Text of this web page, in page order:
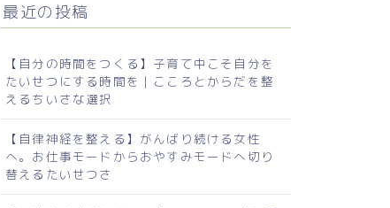
最近の投稿
【自分の時間をつくる】子育て中こそ自分を
たいせつにする時間を｜こころとからだを整
えるちいさな選択
【自律神経を整える】がんばり続ける女性
へ。お仕事モードからおやすみモードへ切り
替えるたいせつさ